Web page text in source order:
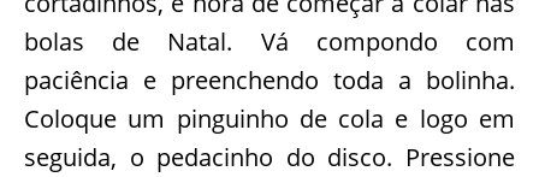
bolas de Natal. Vá compondo com
paciência e preenchendo toda a bolinha.
Coloque um pinguinho de cola e logo em
seguida, o pedacinho do disco. Pressione